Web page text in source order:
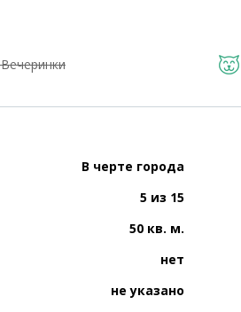
Вечеринки
В черте города
5 из 15
50 кв. м.
нет
не указано